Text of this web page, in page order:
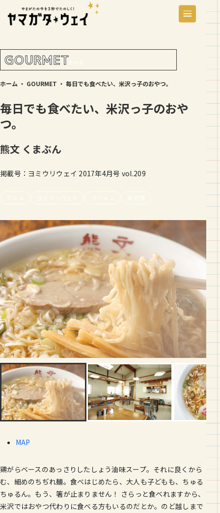
GOURMETたべる
ホーム ・ GOURMET ・ 毎日でも食べたい、米沢っ子のおやつ。
毎日でも食べたい、米沢っ子のおや
つ。
熊文 くまぶん
掲載号：ヨミウリウェイ 2017年4月号 vol.209
グルメ ヨミウリウェイ ラーメン 米沢市
MAP
鶏がらベースのあっさりしたしょう油味スープ。それに良くから
む、細めのちぢれ麺。食べはじめたら、大人も子どもも、ちゅる
ちゅるん。もう、箸が止まりません！ さらっと食べれますから、
米沢ではおやつ代わりに食べる方もいるのだとか。のど越しまで